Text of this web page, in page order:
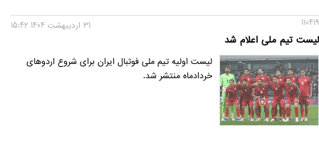
110419
لیست تیم ملی اعلام شد
31 ارديبهشت 1404 15:42
لیست اولیه تیم ملی فوتبال ایران برای شروع اردوهای
خردادماه منتشر شد.